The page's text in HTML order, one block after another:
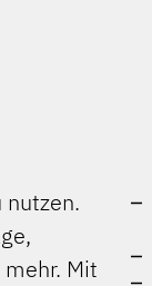
nutzen.
Mit